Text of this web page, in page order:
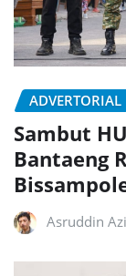
ADVERTORIAL
Sambut
Bantaeng
Asruddin